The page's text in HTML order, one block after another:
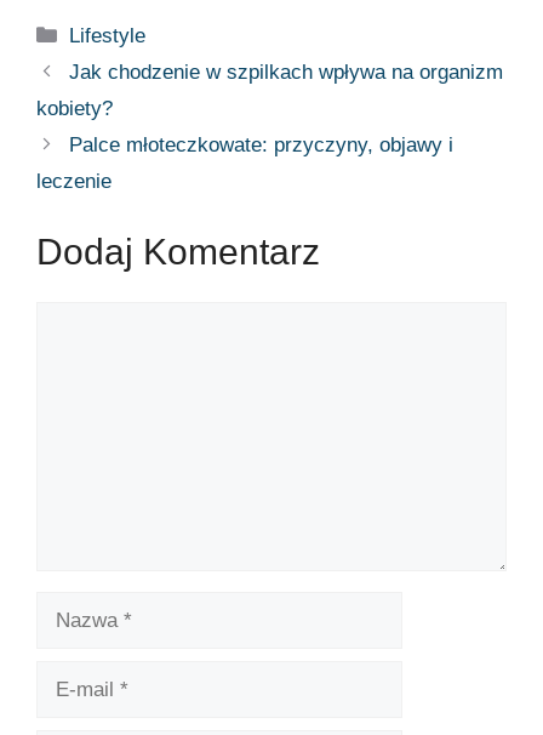
Lifestyle
Jak chodzenie w szpilkach wpływa na organizm
kobiety?
Palce młoteczkowate: przyczyny, objawy i
leczenie
Dodaj Komentarz